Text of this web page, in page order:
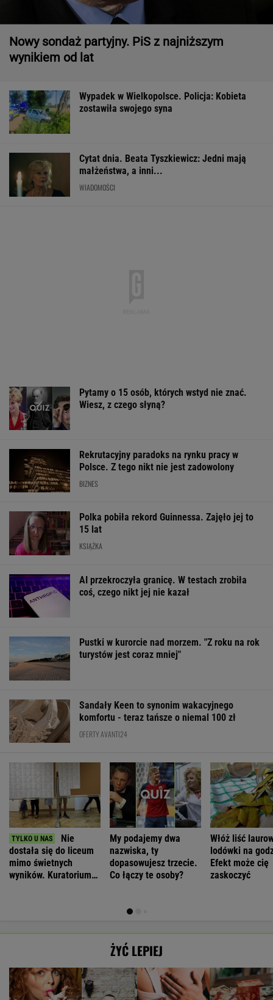
Nowy sondaż partyjny. PiS z najniższym
wynikiem od lat
Wypadek w Wielkopolsce. Policja: Kobieta
zostawiła swojego syna
Cytat dnia. Beata Tyszkiewicz: Jedni mają
małżeństwa, a inni...
WIADOMOŚCI
Pytamy o 15 osób, których wstyd nie znać.
Wiesz, z czego słyną?
Rekrutacyjny paradoks na rynku pracy w
Polsce. Z tego nikt nie jest zadowolony
BIZNES
Polka pobiła rekord Guinnessa. Zajęło jej to
15 lat
KSIĄŻKA
AI przekroczyła granicę. W testach zrobiła
coś, czego nikt jej nie kazał
Pustki w kurorcie nad morzem. "Z roku na rok
turystów jest coraz mniej"
Sandały Keen to synonim wakacyjnego
komfortu - teraz tańsze o niemal 100 zł
OFERTY AVANTI24
Nie
dostała się do liceum
mimo świetnych
wyników. Kuratorium
My podajemy dwa
nazwiska, ty
dopasowujesz trzecie.
Co łączy te osoby?
Włóż liść
lodówki na
Efekt może cię
zaskoczyć
ŻYĆ LEPIEJ